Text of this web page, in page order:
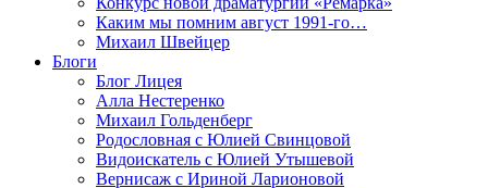
Каким мы помним август 1991-го…
Михаил Швейцер
Блоги
Блог Лицея
Алла Нестеренко
Михаил Гольденберг
Родословная с Юлией Свинцовой
Видоискатель с Юлией Утышевой
Вернисаж с Ириной Ларионовой